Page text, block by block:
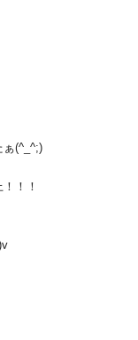
ぁ(^_^;)
！！